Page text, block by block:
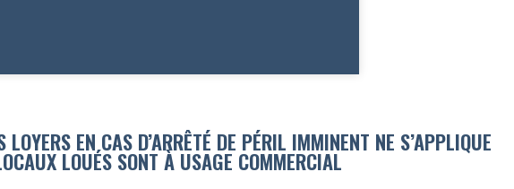
LOYERS EN CAS D’ARRÊTÉ DE PÉRIL IMMINENT NE S’APPLIQUE
LOUÉS SONT À USAGE COMMERCIAL